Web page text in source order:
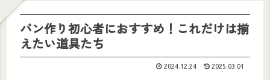
パン作り初心者におすすめ！これだけは揃
えたい道具たち
2024.12.24 2025.03.01